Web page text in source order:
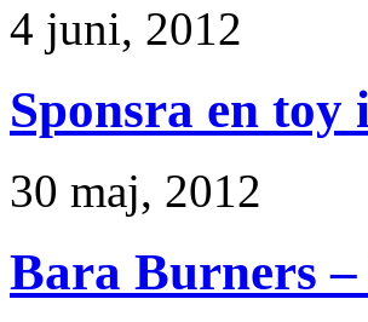
4 juni, 2012
Sponsra en toy
30 maj, 2012
Bara Burners